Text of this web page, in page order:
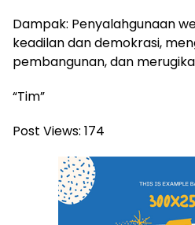
Dampak: Penyalahgunaan
keadilan dan demokrasi,
pembangunan, dan
“Tim”
Post Views: 174